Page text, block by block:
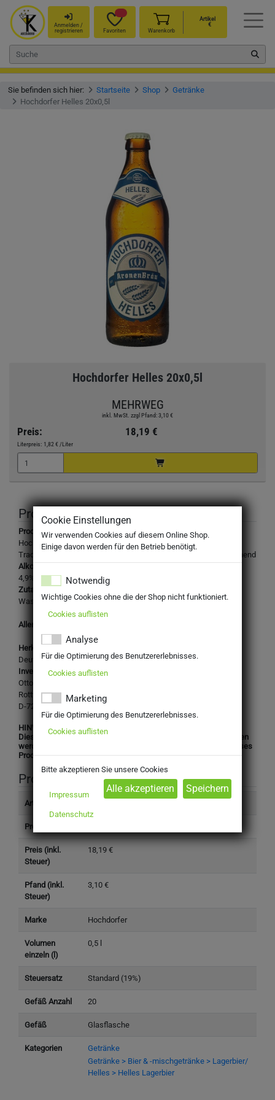
Anmelden /
registrieren
Favoriten Warenkorb
Artikel
€
Sie befinden sich hier: Startseite Shop
Getränke
Hochdorfer Helles 20x0,5l
Hochdorfer Helles 20x0,5l
MEHRWEG
inkl. MwSt. zzgl Pfand: 3,10 €
Preis: 18,19 €
Literpreis: 1,82 € /Liter
Produktbeschreibung
Produktbezeichnung:
Hochdorfer Helles
Traditionell gebrautes helles Bier - mild ausgewogen und erfrischend
Alkoholgehalt:
4,9%
Zutaten:
Wasser, GERSTENMALZ, Hopfen
Allergene: Gerstenmalz
Herkunftsland:
Deutschland
Inverkehrbringer:
Otto Haizmann KG
Rottweiler Straße 16-20
D-72202 Nagold-Hochdorf
HINWEIS:
Dieses Produkt darf nicht an Personen unter 16 Jahren abgegeben
werden. Mit Ihrer Bestellung bestätigen Sie, dass Sie das für dieses
Produkt gesetzlich vorgeschriebene Mindestalter haben.
Produktinformation
Artikelnummer
Produkttyp
Preis (inkl.
Steuer)
18,19 €
Pfand (inkl.
Steuer)
3,10 €
Marke Hochdorfer
Volumen
einzeln (l)
0,5 l
Steuersatz Standard (19%)
Gefäß Anzahl 20
Gefäß Glasflasche
Kategorien
Getränke
Getränke > Bier & -mischgetränke > Lagerbier/
Helles > Helles Lagerbier
Cookie Einstellungen
Wir verwenden Cookies auf diesem Online Shop.
Einige davon werden für den Betrieb benötigt.
Notwendig
Wichtige Cookies ohne die der Shop nicht funktioniert.
Cookies auflisten
Analyse
Für die Optimierung des Benutzererlebnisses.
Cookies auflisten
Marketing
Für die Optimierung des Benutzererlebnisses.
Cookies auflisten
Bitte akzeptieren Sie unsere Cookies
Impressum
Datenschutz